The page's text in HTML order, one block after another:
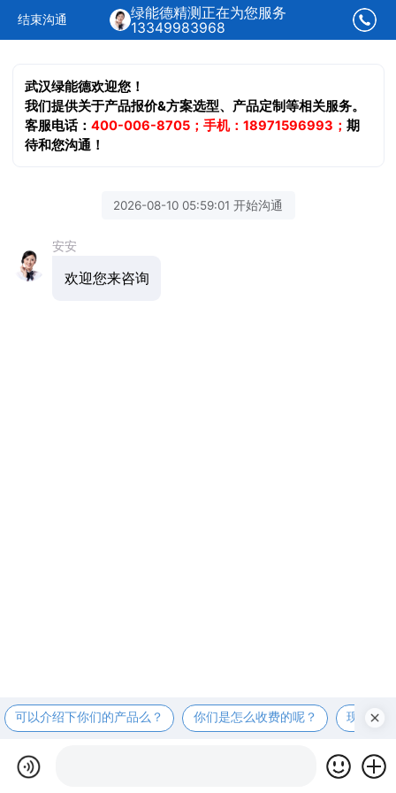
结束沟通
绿能德精测正在为您服务
13349983968
武汉绿能德欢迎您！
我们提供关于产品报价&方案选型、产品定制等相关服务。
客服电话：400-006-8705；手机：18971596993；期
待和您沟通！
2026-08-10 05:59:01 开始沟通
安安
欢迎您来咨询
可以介绍下你们的产品么？ 你们是怎么收费的呢？ 现在有